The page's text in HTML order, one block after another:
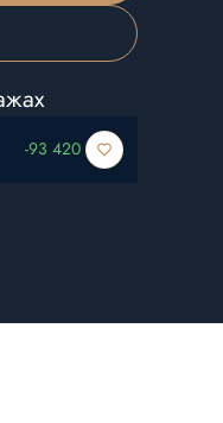
-93 420